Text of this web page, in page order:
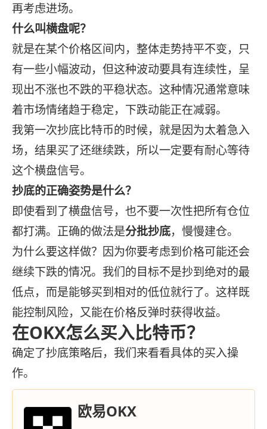
再考虑进场。
什么叫横盘呢？
就是在某个价格区间内，整体走势持平不变，只
有一些小幅波动，但这种波动要具有连续性，呈
现出不涨也不跌的平稳状态。这种情况通常意味
着市场情绪趋于稳定，下跌动能正在减弱。
我第一次抄底比特币的时候，就是因为太着急入
场，结果买了还继续跌，所以一定要有耐心等待
这个横盘信号。
抄底的正确姿势是什么？
即使看到了横盘信号，也不要一次性把所有仓位
都打满。正确的做法是分批抄底，慢慢建仓。
为什么要这样做？因为你要考虑到价格可能还会
继续下跌的情况。我们的目标不是抄到绝对的最
低点，而是能够买到相对的低位就行了。这样既
能控制风险，又能在价格反弹时获得收益。
在OKX怎么买入比特币？
确定了抄底策略后，我们来看看具体的买入操
作。
欧易OKX